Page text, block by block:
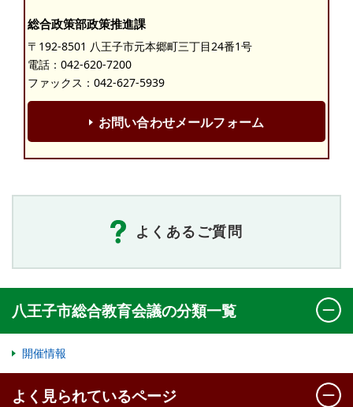
総合政策部政策推進課
〒192-8501 八王子市元本郷町三丁目24番1号
電話： 042-620-7200
ファックス：042-627-5939
お問い合わせメールフォーム
よくあるご質問
八王子市総合教育会議の分類一覧
開催情報
よく見られているページ